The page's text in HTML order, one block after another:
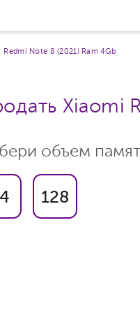
Redmi Note 8 (2021) Ram 4Gb
Xiaomi
объем
128